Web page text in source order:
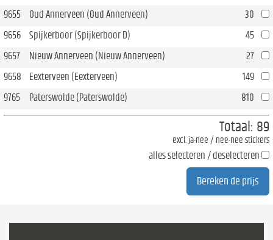
9655
Oud Annerveen (Oud Annerveen)
30
9656
Spijkerboor (Spijkerboor D)
45
9657
Nieuw Annerveen (Nieuw Annerveen)
27
9658
Eexterveen (Eexterveen)
149
9765
Paterswolde (Paterswolde) 810
Totaal: 89
excl. ja-nee / nee-nee stickers
alles selecteren / deselecteren